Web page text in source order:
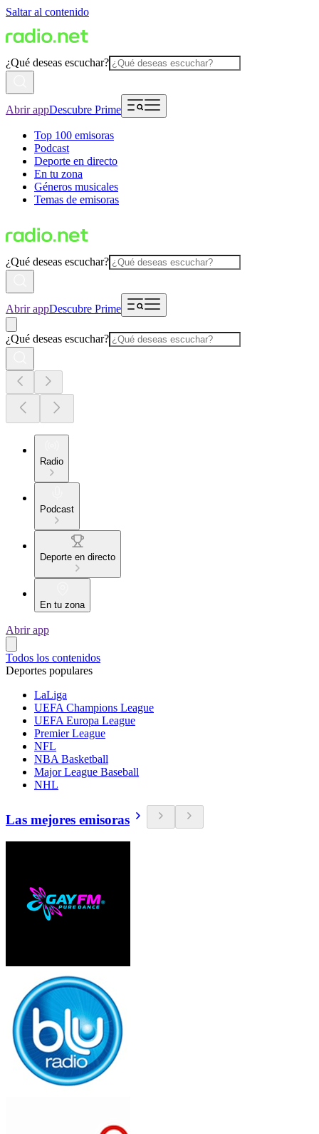
Saltar al contenido
¿Qué deseas escuchar?
Abrir appDescubre Prime
Top 100 emisoras
Podcast
Deporte en directo
En tu zona
Géneros musicales
Temas de emisoras
¿Qué deseas escuchar?
Abrir appDescubre Prime
¿Qué deseas escuchar?
Radio
Podcast
Deporte en directo
En tu zona
Abrir app
Todos los contenidos
Deportes populares
LaLiga
UEFA Champions League
UEFA Europa League
Premier League
NFL
NBA Basketball
Major League Baseball
NHL
Las mejores emisoras